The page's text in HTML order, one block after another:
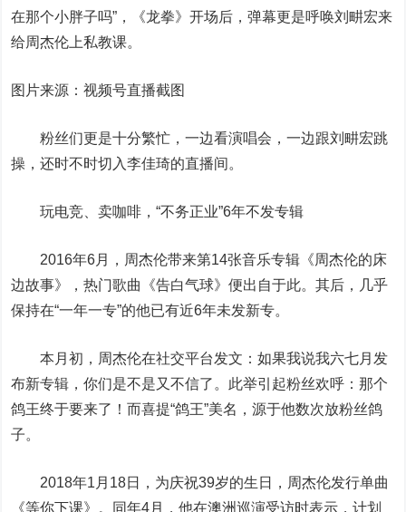
在那个小胖子吗”，《龙拳》开场后，弹幕更是呼唤刘畊宏来
给周杰伦上私教课。
图片来源：视频号直播截图
粉丝们更是十分繁忙，一边看演唱会，一边跟刘畊宏跳
操，还时不时切入李佳琦的直播间。
玩电竞、卖咖啡，“不务正业”6年不发专辑
2016年6月，周杰伦带来第14张音乐专辑《周杰伦的床
边故事》，热门歌曲《告白气球》便出自于此。其后，几乎
保持在“一年一专”的他已有近6年未发新专。
本月初，周杰伦在社交平台发文：如果我说我六七月发
布新专辑，你们是不是又不信了。此举引起粉丝欢呼：那个
鸽王终于要来了！而喜提“鸽王”美名，源于他数次放粉丝鸽
子。
2018年1月18日，为庆祝39岁的生日，周杰伦发行单曲
《等你下课》。同年4月，他在澳洲巡演受访时表示，计划